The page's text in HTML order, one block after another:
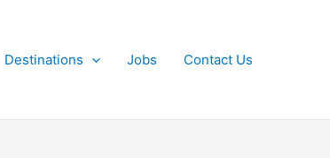
Destinations Jobs Contact Us